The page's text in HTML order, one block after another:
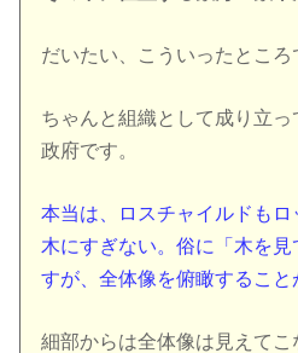
だいたい、こういったところ
ちゃんと組織として成り立
政府です。
本当は、ロスチャイルドも
木にすぎない。俗に「木を見
すが、全体像を俯瞰すること
細部からは全体像は見えて